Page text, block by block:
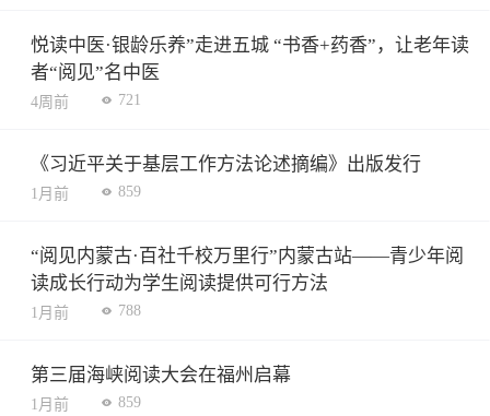
悦读中医·银龄乐养”走进五城 “书香+药香”，让老年读
者“阅见”名中医
4周前 721
《习近平关于基层工作方法论述摘编》出版发行
1月前 859
“阅见内蒙古·百社千校万里行”内蒙古站——青少年阅
读成长行动为学生阅读提供可行方法
1月前 788
第三届海峡阅读大会在福州启幕
1月前 859